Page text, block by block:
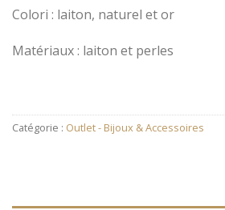
Colori : laiton, naturel et or
Matériaux : laiton et perles
Catégorie : Outlet - Bijoux & Accessoires